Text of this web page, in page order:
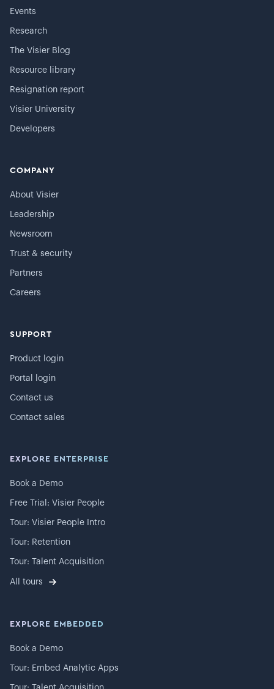
Events
Research
The Visier Blog
Resource library
Resignation report
Visier University
Developers
COMPANY
About Visier
Leadership
Newsroom
Trust & security
Partners
Careers
SUPPORT
Product login
Portal login
Contact us
Contact sales
EXPLORE ENTERPRISE
Book a Demo
Free Trial: Visier People
Tour: Visier People Intro
Tour: Retention
Tour: Talent Acquisition
All tours
EXPLORE EMBEDDED
Book a Demo
Tour: Embed Analytic Apps